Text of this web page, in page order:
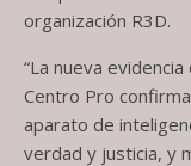
organización R3D.
“La nueva
Centro Pro
aparato de
verdad y justicia, y